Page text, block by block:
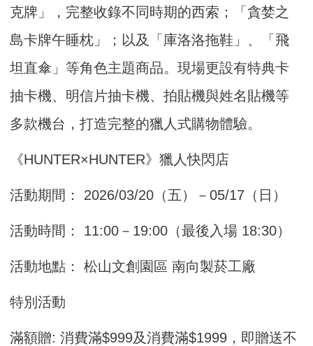
克牌」，完整收錄不同時期的西索；「貪婪之
島卡牌午睡枕」；以及「庫洛洛拖鞋」、「飛
坦直傘」等角色主題商品。現場更設有特典卡
抽卡機、明信片抽卡機、拍貼機與姓名貼機等
多款機台，打造完整的獵人式購物體驗。
《HUNTER×HUNTER》獵人快閃店
活動期間： 2026/03/20（五）－05/17（日）
活動時間： 11:00－19:00（最後入場 18:30）
活動地點： 松山文創園區 南向製菸工廠
特別活動
滿額贈: 消費滿$999及消費滿$1999，即贈送不